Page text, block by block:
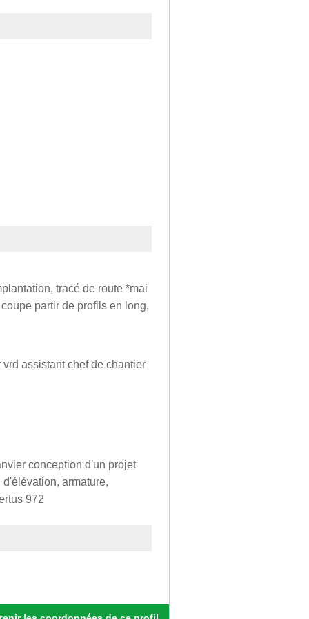
tracé de route *mai
partir de profils en long,
assistant chef de chantier
conception d'un projet
armature,
972